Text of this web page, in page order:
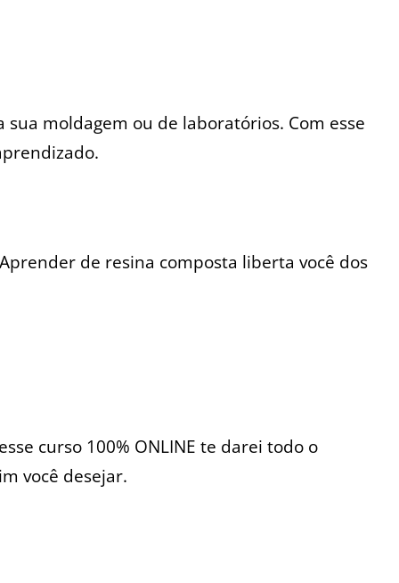
moldagem ou de laboratórios. Com esse
de resina composta liberta você dos
curso 100% ONLINE te darei todo o
você desejar.